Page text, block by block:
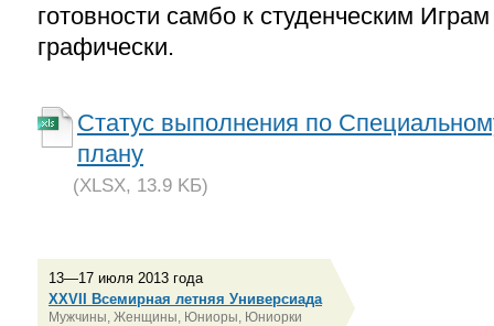
готовности самбо к студенческим
графически.
Статус выполнения по
плану
(XLSX, 13.9 KБ)
13—17 июля 2013 года
XXVII Всемирная летняя Универсиада
Мужчины, Женщины, Юниоры, Юниорки